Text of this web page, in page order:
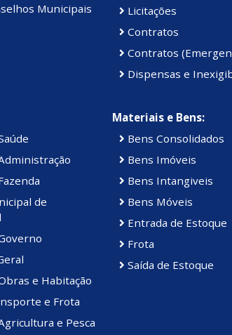
Municipais
Licitações
Contratos
Contratos
Dispensas e
de
e Habitação
e Frota
e Pesca
Materiais e Bens:
Bens Consolidados
Bens Imóveis
Bens Intangiveis
Bens Móveis
Entrada de Estoque
Frota
Saída de Estoque